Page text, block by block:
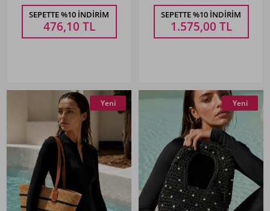
SEPETTE %10 İNDIRIM
476,10 TL
SEPETTE %10 İNDIRIM
1.575,00 TL
Yeni Yeni